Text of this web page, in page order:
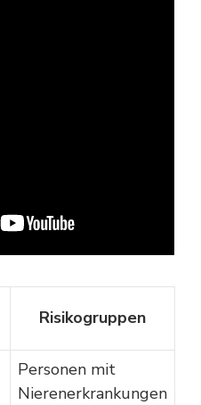
Risikogruppen
Personen mit
Nierenerkrankungen